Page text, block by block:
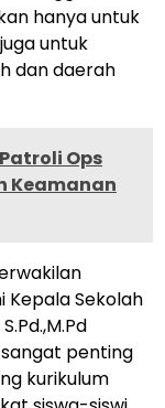
hanya untuk
untuk
dan daerah
Ops
Keamanan
Kepala Sekolah
penting
kurikulum